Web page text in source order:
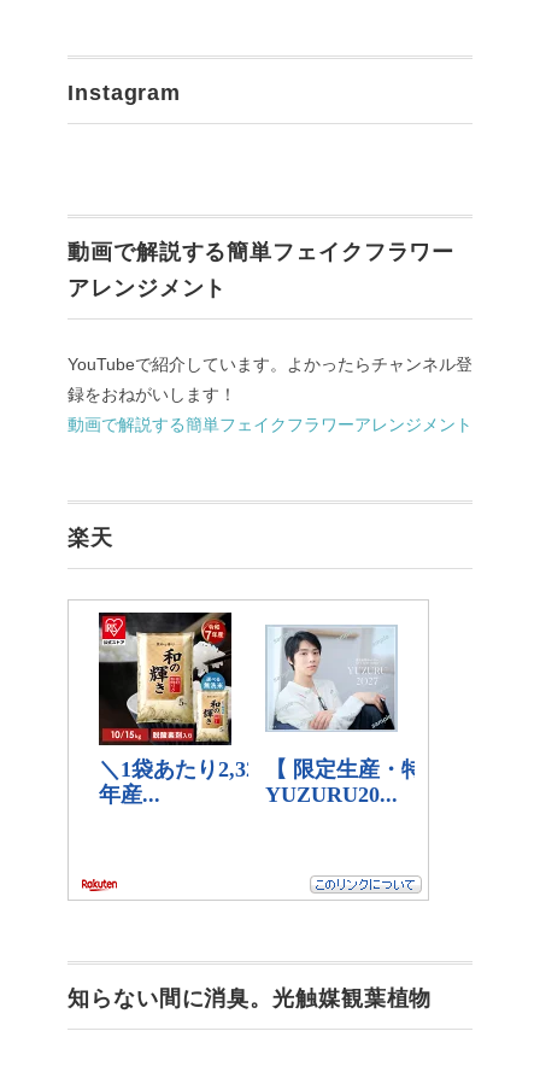
Instagram
動画で解説する簡単フェイクフラワー
アレンジメント
YouTubeで紹介しています。よかったらチャンネル登
録をおねがいします！
動画で解説する簡単フェイクフラワーアレンジメント
楽天
知らない間に消臭。光触媒観葉植物